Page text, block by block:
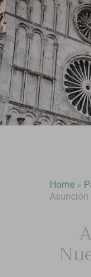
Home »
Asunción